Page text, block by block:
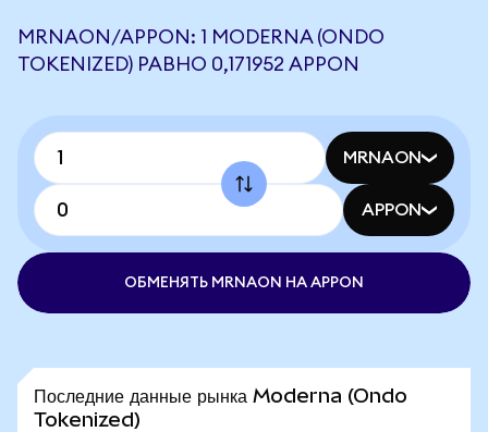
MRNAON/APPON: 1 MODERNA (ONDO
TOKENIZED) РАВНО 0,171952 APPON
MRNAON
APPON
ОБМЕНЯТЬ MRNAON НА APPON
Последние данные рынка Moderna (Ondo
Tokenized)